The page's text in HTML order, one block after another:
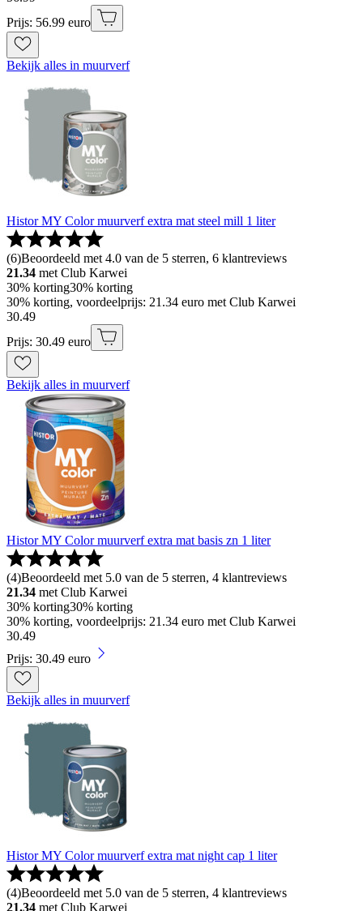
Prijs: 56.99 euro
Bekijk alles in muurverf
Histor MY Color muurverf extra mat steel mill 1 liter
(6)Beoordeeld met 4.0 van de 5 sterren, 6 klantreviews
21.34 met Club Karwei
30% korting30% korting
30% korting, voordeelprijs: 21.34 euro met Club Karwei
30.49
Prijs: 30.49 euro
Bekijk alles in muurverf
Histor MY Color muurverf extra mat basis zn 1 liter
(4)Beoordeeld met 5.0 van de 5 sterren, 4 klantreviews
21.34 met Club Karwei
30% korting30% korting
30% korting, voordeelprijs: 21.34 euro met Club Karwei
30.49
Prijs: 30.49 euro
Bekijk alles in muurverf
Histor MY Color muurverf extra mat night cap 1 liter
(4)Beoordeeld met 5.0 van de 5 sterren, 4 klantreviews
21.34 met Club Karwei